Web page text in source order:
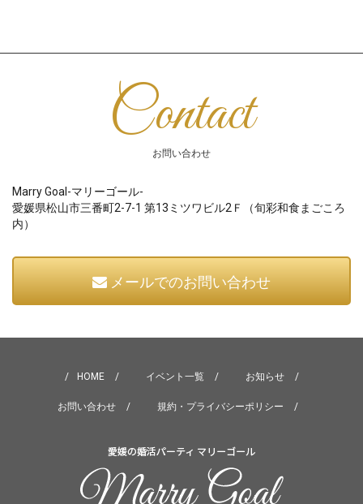
Contact
お問い合わせ
Marry Goal-マリーゴール-
愛媛県松山市三番町2-7-1 第13ミツワビル2Ｆ（旬彩和食まごころ
内）
メールでのお問い合わせ
HOME イベント一覧 お知らせ
お問い合わせ 規約・プライバシーポリシー